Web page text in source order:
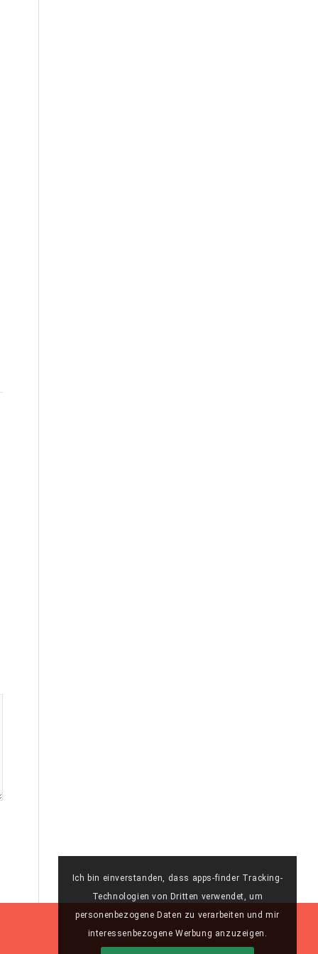
Ich bin einverstanden, dass apps-finder Tracking-
Technologien von Dritten verwendet, um
personenbezogene Daten zu verarbeiten und mir
interessenbezogene Werbung anzuzeigen.